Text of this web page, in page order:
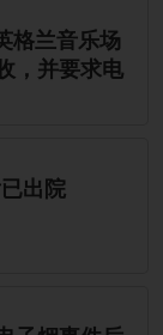
格兰音乐场
，并要求电
出院